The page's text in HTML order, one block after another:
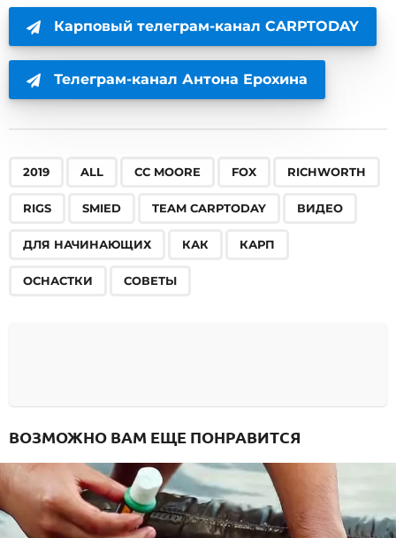
Карповый телеграм-канал CARPTODAY
Телеграм-канал Антона Ерохина
2019 ALL CC MOORE FOX RICHWORTH
RIGS SMIED TEAM CARPTODAY ВИДЕО
ДЛЯ НАЧИНАЮЩИХ КАК КАРП
ОСНАСТКИ СОВЕТЫ
ВОЗМОЖНО ВАМ ЕЩЕ ПОНРАВИТСЯ